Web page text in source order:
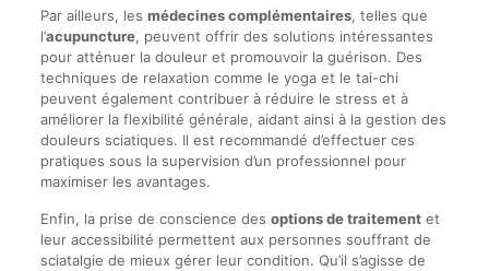
Par ailleurs, les médecines complémentaires, telles que
l’acupuncture, peuvent offrir des solutions intéressantes
pour atténuer la douleur et promouvoir la guérison. Des
techniques de relaxation comme le yoga et le tai-chi
peuvent également contribuer à réduire le stress et à
améliorer la flexibilité générale, aidant ainsi à la gestion des
douleurs sciatiques. Il est recommandé d’effectuer ces
pratiques sous la supervision d’un professionnel pour
maximiser les avantages.
Enfin, la prise de conscience des options de traitementet
leur accessibilité permettent aux personnes souffrant de
sciatalgie de mieux gérer leur condition. Qu’il s’agisse de